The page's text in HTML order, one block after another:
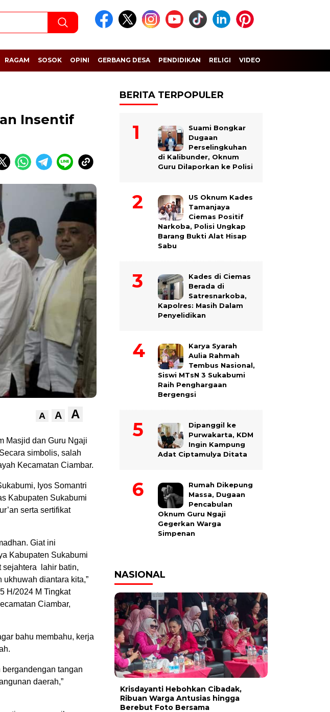
RAGAM SOSOK OPINI GERBANG DESA PENDIDIKAN RELIGI VIDEO
Insentif
A A A
Masjid dan Guru Ngaji
simbolis, salah
Kecamatan Ciambar.
Iyos Somantri
Kabupaten Sukabumi
serta sertifikat
Giat ini
Kabupaten Sukabumi
sejahtera lahir batin,
diantara kita,”
H/2024 M Tingkat
Ciambar,
bahu membahu, kerja
bergandengan tangan
daerah,”
BERITA TERPOPULER
Suami Bongkar
Dugaan
Perselingkuhan
di Kalibunder, Oknum
Guru Dilaporkan ke Polisi
US Oknum Kades
Tamanjaya
Ciemas Positif
Narkoba, Polisi Ungkap
Barang Bukti Alat Hisap
Sabu
Kades di Ciemas
Berada di
Satresnarkoba,
Kapolres: Masih Dalam
Penyelidikan
Karya Syarah
Aulia Rahmah
Tembus Nasional,
Siswi MTsN 3 Sukabumi
Raih Penghargaan
Bergengsi
Dipanggil ke
Purwakarta, KDM
Ingin Kampung
Adat Ciptamulya Ditata
Rumah Dikepung
Massa, Dugaan
Pencabulan
Oknum Guru Ngaji
Gegerkan Warga
Simpenan
NASIONAL
Krisdayanti Hebohkan Cibadak,
Ribuan Warga Antusias hingga
Berebut Foto Bersama